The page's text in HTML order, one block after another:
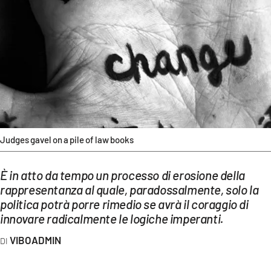
ECONOMIA E LAVORO
Streaming
LAC TV
LAC NETWORK
LAC ONAIR
Network
LACPLAY.IT
Judges gavel on a pile of law books
È in atto da tempo un processo di erosione della
rappresentanza al quale, paradossalmente, solo la
politica potrà porre rimedio se avrà il coraggio di
innovare radicalmente le logiche imperanti.
VIBOADMIN